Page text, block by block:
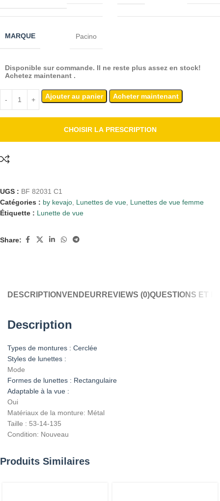
MARQUE Pacino
Disponible sur commande. Il ne reste plus assez en stock!
Achetez maintenant .
Ajouter au panier Acheter maintenant
CHOISIR LA PRESCRIPTION
UGS : BF 82031 C1
Catégories : by kevajo Lunettes de vue Lunettes de vue femme
Étiquette : Lunette de vue
Share:
DESCRIPTIONVENDEUR REVIEWS (0)QUESTIONS ET
Description
Types de montures : Cerclée
Styles de lunettes :
Mode
Formes de lunettes : Rectangulaire
Adaptable à la vue :
Oui
Matériaux de la monture: Métal
Taille : 53-14-135
Condition: Nouveau
Produits Similaires